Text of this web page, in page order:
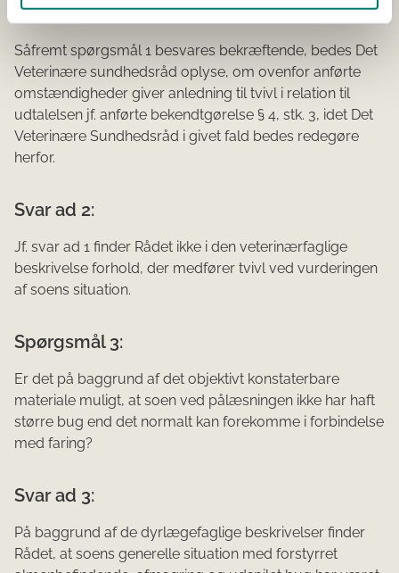
Spørgsmål 2:
Såfremt spørgsmål 1 besvares bekræftende, bedes Det
Veterinære sundhedsråd oplyse, om ovenfor anførte
omstændigheder giver anledning til tvivl i relation til
udtalelsen jf. anførte bekendtgørelse § 4, stk. 3, idet Det
Veterinære Sundhedsråd i givet fald bedes redegøre
herfor.
Svar ad 2:
Jf. svar ad 1 finder Rådet ikke i den veterinærfaglige
beskrivelse forhold, der medfører tvivl ved vurderingen
af soens situation.
Spørgsmål 3:
Er det på baggrund af det objektivt konstaterbare
materiale muligt, at soen ved pålæsningen ikke har haft
større bug end det normalt kan forekomme i forbindelse
med faring?
Svar ad 3:
På baggrund af de dyrlægefaglige beskrivelser finder
Rådet, at soens generelle situation med forstyrret